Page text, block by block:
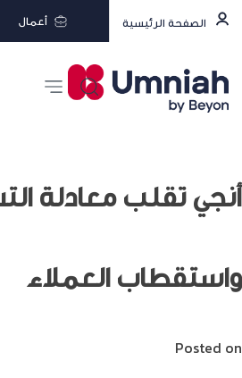
الصفحة الرئيسية أعمال
أنجي تقلب معادلة
واستقطاب العملاء
Posted on